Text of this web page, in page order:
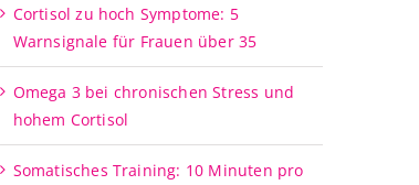
Cortisol zu hoch Symptome: 5
Warnsignale für Frauen über 35
Omega 3 bei chronischen Stress und
hohem Cortisol
Somatisches Training: 10 Minuten pro